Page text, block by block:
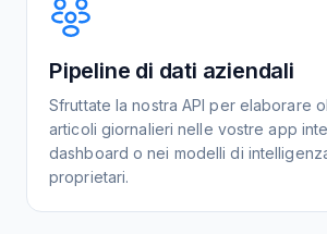
Pipeline di dati aziendali
Sfruttate la nostra API per elaborare
articoli giornalieri nelle vostre app
dashboard o nei modelli di
proprietari.